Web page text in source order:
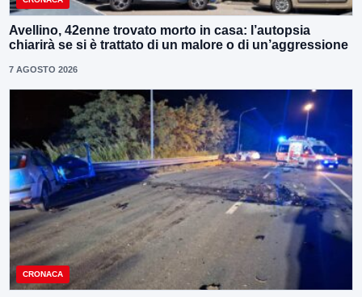
Avellino, 42enne trovato morto in casa: l’autopsia
chiarirà se si è trattato di un malore o di un’aggressione
7 AGOSTO 2026
CRONACA